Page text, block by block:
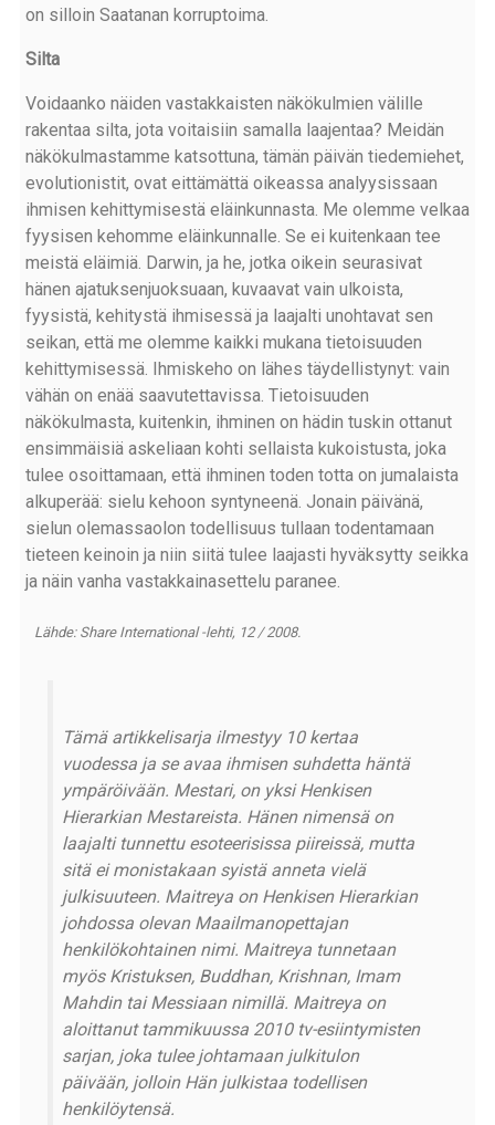
on silloin Saatanan korruptoima.
Silta
Voidaanko näiden vastakkaisten näkökulmien välille
rakentaa silta, jota voitaisiin samalla laajentaa? Meidän
näkökulmastamme katsottuna, tämän päivän tiedemiehet,
evolutionistit, ovat eittämättä oikeassa analyysissaan
ihmisen kehittymisestä eläinkunnasta. Me olemme velkaa
fyysisen kehomme eläinkunnalle. Se ei kuitenkaan tee
meistä eläimiä. Darwin, ja he, jotka oikein seurasivat
hänen ajatuksenjuoksuaan, kuvaavat vain ulkoista,
fyysistä, kehitystä ihmisessä ja laajalti unohtavat sen
seikan, että me olemme kaikki mukana tietoisuuden
kehittymisessä. Ihmiskeho on lähes täydellistynyt: vain
vähän on enää saavutettavissa. Tietoisuuden
näkökulmasta, kuitenkin, ihminen on hädin tuskin ottanut
ensimmäisiä askeliaan kohti sellaista kukoistusta, joka
tulee osoittamaan, että ihminen toden totta on jumalaista
alkuperää: sielu kehoon syntyneenä. Jonain päivänä,
sielun olemassaolon todellisuus tullaan todentamaan
tieteen keinoin ja niin siitä tulee laajasti hyväksytty seikka
ja näin vanha vastakkainasettelu paranee.
Lähde: Share International -lehti, 12 / 2008.
Tämä artikkelisarja ilmestyy 10 kertaa
vuodessa ja se avaa ihmisen suhdetta häntä
ympäröivään. Mestari, on yksi Henkisen
Hierarkian Mestareista. Hänen nimensä on
laajalti tunnettu esoteerisissa piireissä, mutta
sitä ei monistakaan syistä anneta vielä
julkisuuteen. Maitreya on Henkisen Hierarkian
johdossa olevan Maailmanopettajan
henkilökohtainen nimi. Maitreya tunnetaan
myös Kristuksen, Buddhan, Krishnan, Imam
Mahdin tai Messiaan nimillä. Maitreya on
aloittanut tammikuussa 2010 tv-esiintymisten
sarjan, joka tulee johtamaan julkitulon
päivään, jolloin Hän julkistaa todellisen
henkilöytensä.